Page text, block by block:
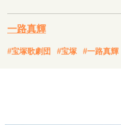
一路真輝
#宝塚歌劇団 #宝塚 #一路真輝